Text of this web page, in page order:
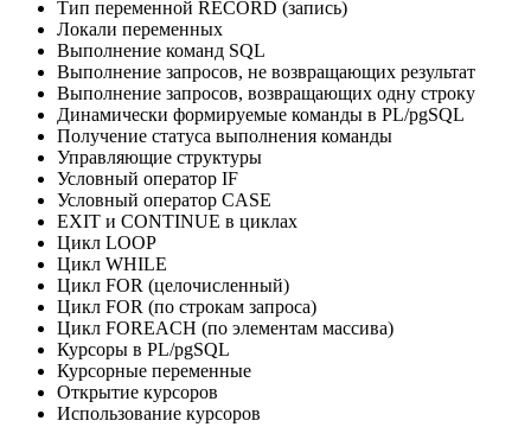
Тип переменной RECORD (запись)
Локали переменных
Выполнение команд SQL
Выполнение запросов, не возвращающих результат
Выполнение запросов, возвращающих одну строку
Динамически формируемые команды в PL/pgSQL
Получение статуса выполнения команды
Управляющие структуры
Условный оператор IF
Условный оператор CASE
EXIT и CONTINUE в циклах
Цикл LOOP
Цикл WHILE
Цикл FOR (целочисленный)
Цикл FOR (по строкам запроса)
Цикл FOREACH (по элементам массива)
Курсоры в PL/pgSQL
Курсорные переменные
Открытие курсоров
Использование курсоров